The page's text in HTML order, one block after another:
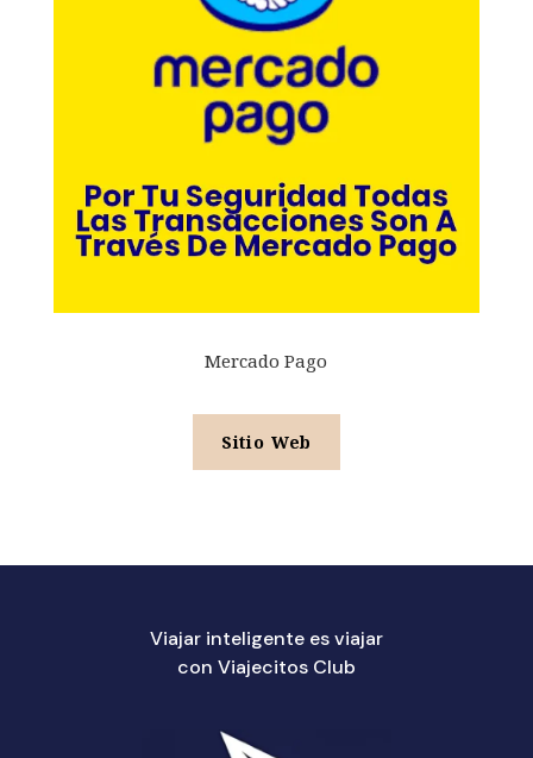
Mercado Pago
Sitio Web
Viajar inteligente es viajar
con Viajecitos Club